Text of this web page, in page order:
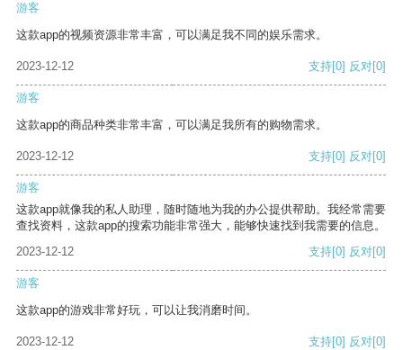
游客
这款app的视频资源非常丰富，可以满足我不同的娱乐需求。
2023-12-12 支持[0] 反对[0]
游客
这款app的商品种类非常丰富，可以满足我所有的购物需求。
2023-12-12 支持[0] 反对[0]
游客
这款app就像我的私人助理，随时随地为我的办公提供帮助。我经常需要
查找资料，这款app的搜索功能非常强大，能够快速找到我需要的信息。
2023-12-12
支持[0] 反对[0]
游客
这款app的游戏非常好玩，可以让我消磨时间。
2023-12-12 支持[0] 反对[0]